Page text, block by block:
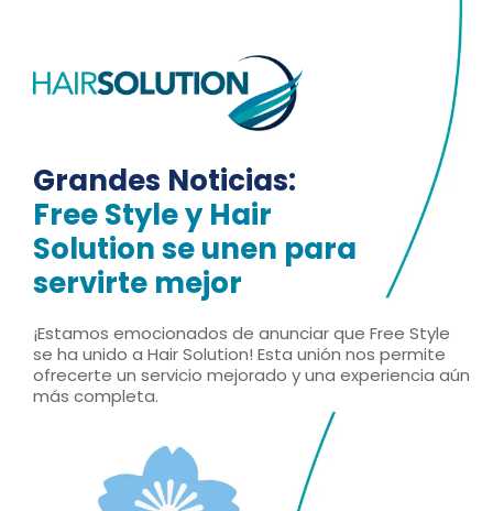
Grandes Noticias:
Free Style y Hair
Solution se unen para
servirte mejor
¡Estamos emocionados de anunciar que Free Style
se ha unido a Hair Solution! Esta unión nos permite
ofrecerte un servicio mejorado y una experiencia aún
más completa.